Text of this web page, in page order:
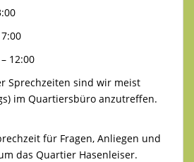
12:00
Sprechzeiten sind wir meist
im Quartiersbüro anzutreffen.
für Fragen, Anliegen und
das Quartier Hasenleiser.